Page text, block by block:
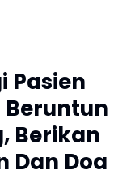
Pasien
Berikan
Dan Doa